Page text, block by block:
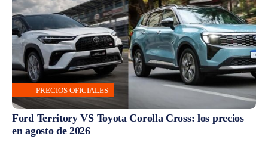
PRECIOS OFICIALES
Ford Territory VS Toyota Corolla Cross: los precios
en agosto de 2026